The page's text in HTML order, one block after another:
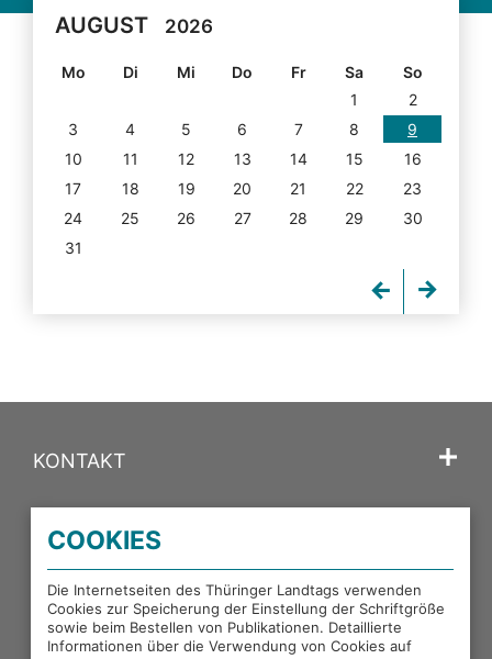
AUGUST 2026
Mo Di Mi Do Fr Sa
So
1
2
3
4 5 6 7 8
9
10
11 12 13 14 15
16
17
18 19 20 21 22
23
24
25 26 27 28 29
30
31
KONTAKT
PORTALE DES THÜRINGER LANDTAGS
EXTERNE LINKS
COOKIES
Die Internetseiten des Thüringer Landtags verwenden
Cookies zur Speicherung der Einstellung der Schriftgröße
sowie beim Bestellen von Publikationen. Detaillierte
Informationen über die Verwendung von Cookies auf